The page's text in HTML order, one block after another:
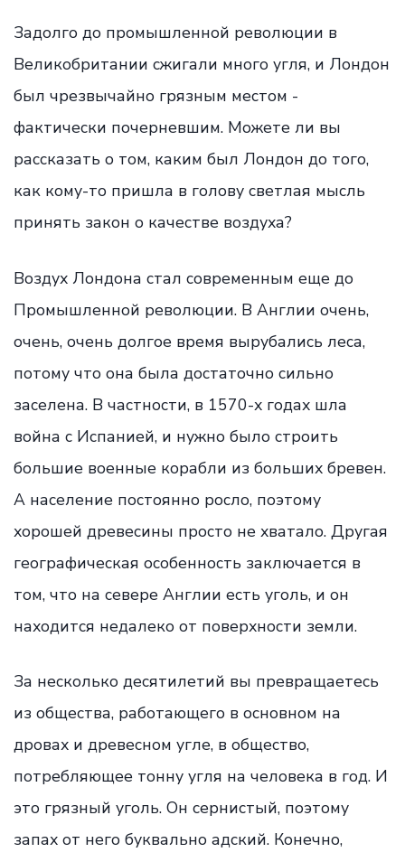
Задолго до промышленной революции в
Великобритании сжигали много угля, и Лондон
был чрезвычайно грязным местом -
фактически почерневшим. Можете ли вы
рассказать о том, каким был Лондон до того,
как кому-то пришла в голову светлая мысль
принять закон о качестве воздуха?
Воздух Лондона стал современным еще до
Промышленной революции. В Англии очень,
очень, очень долгое время вырубались леса,
потому что она была достаточно сильно
заселена. В частности, в 1570-х годах шла
война с Испанией, и нужно было строить
большие военные корабли из больших бревен.
А население постоянно росло, поэтому
хорошей древесины просто не хватало. Другая
географическая особенность заключается в
том, что на севере Англии есть уголь, и он
находится недалеко от поверхности земли.
За несколько десятилетий вы превращаетесь
из общества, работающего в основном на
дровах и древесном угле, в общество,
потребляющее тонну угля на человека в год. И
это грязный уголь. Он сернистый, поэтому
запах от него буквально адский. Конечно,